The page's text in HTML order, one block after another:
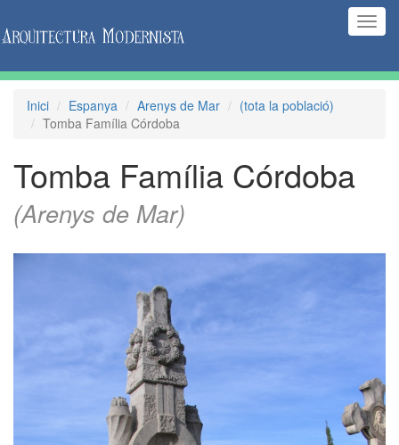
Inici Espanya Arenys de Mar
(tota la població)
Tomba Família Córdoba
Tomba Família Córdoba
(Arenys de Mar)